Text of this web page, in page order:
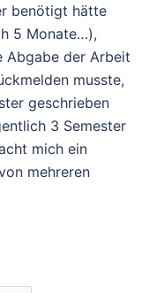
benötigt hätte
5 Monate…),
Abgabe der Arbeit
musste,
geschrieben
3 Semester
mich ein
mehreren